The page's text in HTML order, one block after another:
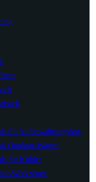
für Aufbewahrungsbox
Outdoor-Wagen
für Kühler
Werkzeuge